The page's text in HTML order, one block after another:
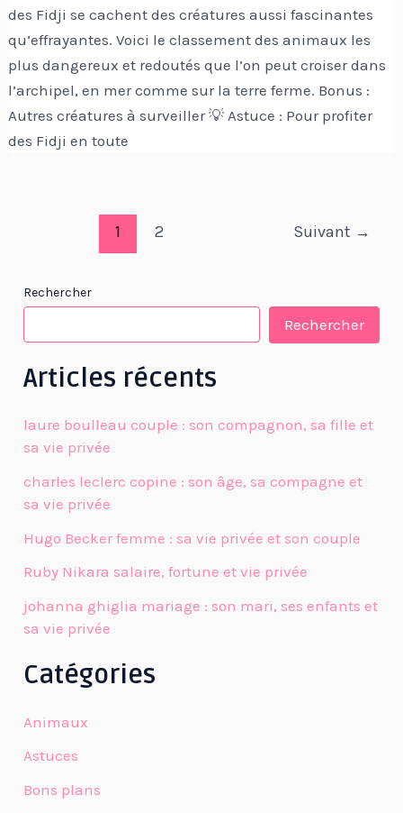
des Fidji se cachent des créatures aussi fascinantes
qu’effrayantes. Voici le classement des animaux les
plus dangereux et redoutés que l’on peut croiser dans
l’archipel, en mer comme sur la terre ferme. Bonus :
Autres créatures à surveiller 💡 Astuce : Pour profiter
des Fidji en toute
1 2 Suivant →
Rechercher
Rechercher
Articles récents
laure boulleau couple : son compagnon, sa fille et
sa vie privée
charles leclerc copine : son âge, sa compagne et
sa vie privée
Hugo Becker femme : sa vie privée et son couple
Ruby Nikara salaire, fortune et vie privée
johanna ghiglia mariage : son mari, ses enfants et
sa vie privée
Catégories
Animaux
Astuces
Bons plans